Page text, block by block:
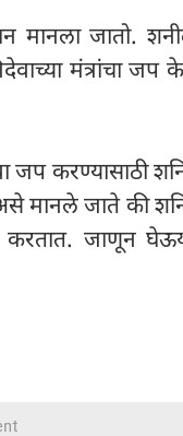
मानला जातो.
मंत्रांचा जप
जप करण्यासाठी
मानले जाते की
जाणून